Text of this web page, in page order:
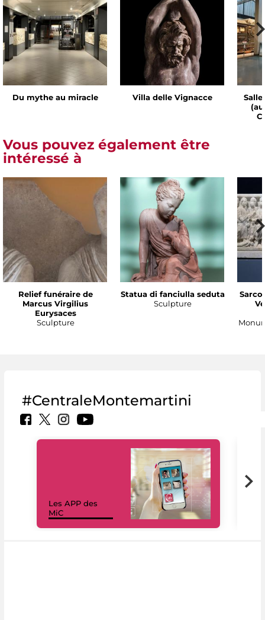
Du mythe au miracle Villa delle Vignacce
Salle
Vous pouvez également être
intéressé à
Relief funéraire de
Marcus Virgilius
Eurysaces
Sculpture
Statua di fanciulla seduta
Sculpture
#CentraleMontemartini
Les APP des
MiC